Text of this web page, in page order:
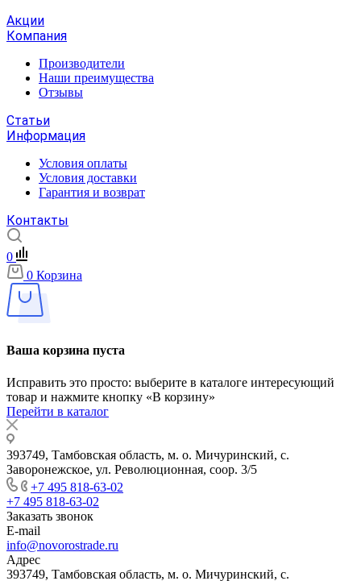
Акции
Компания
Производители
Наши преимущества
Отзывы
Статьи
Информация
Условия оплаты
Условия доставки
Гарантия и возврат
Контакты
0
0 Корзина
Ваша корзина пуста
Исправить это просто: выберите в каталоге интересующий
товар и нажмите кнопку «В корзину»
Перейти в каталог
393749, Тамбовская область, м. о. Мичуринский, с.
Заворонежское, ул. Революционная, соор. 3/5
+7 495 818-63-02
+7 495 818-63-02
Заказать звонок
E-mail
info@novorostrade.ru
Адрес
393749, Тамбовская область, м. о. Мичуринский, с.